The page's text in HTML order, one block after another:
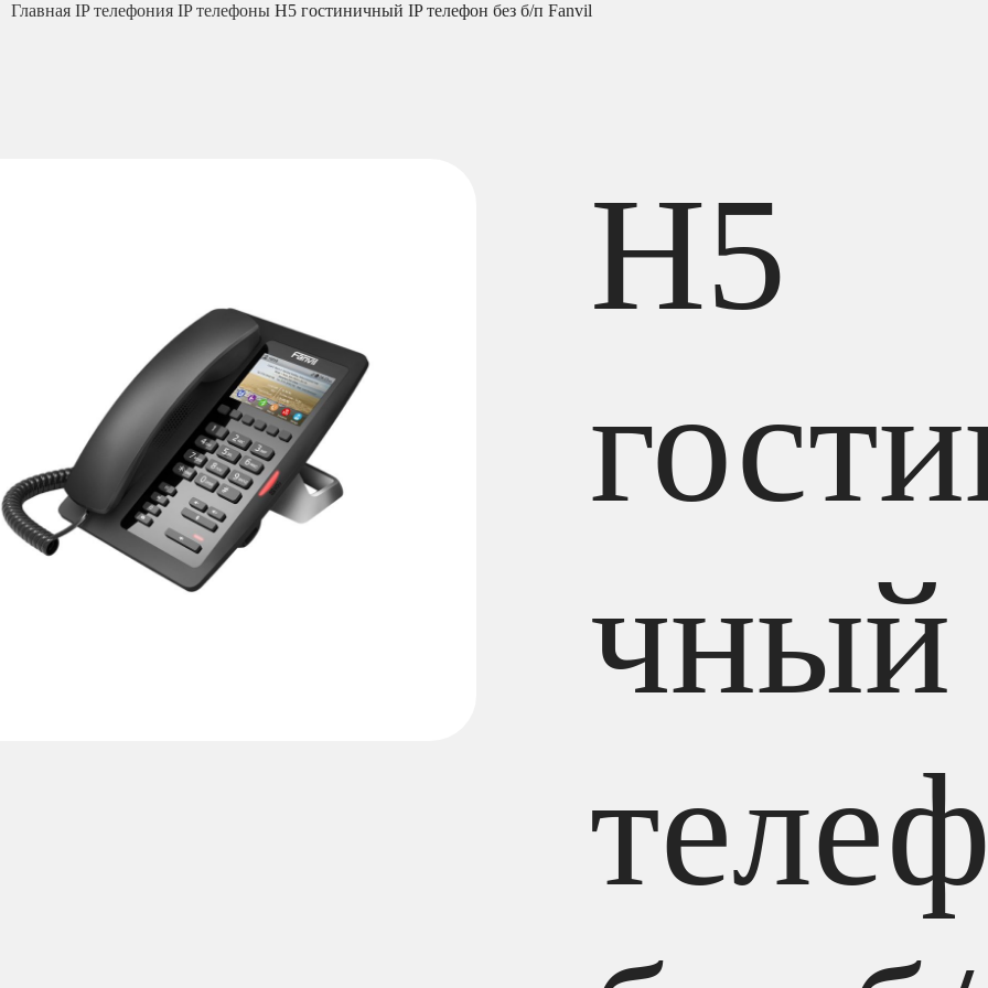
Главная IP телефония IP телефоны H5 гостиничный IP телефон без б/п Fanvil
H5
чный